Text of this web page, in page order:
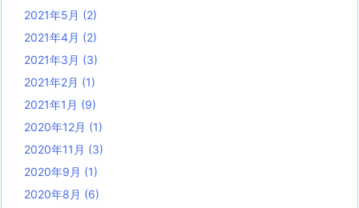
2021年5月 (2)
2021年4月 (2)
2021年3月 (3)
2021年2月 (1)
2021年1月 (9)
2020年12月 (1)
2020年11月 (3)
2020年9月 (1)
2020年8月 (6)